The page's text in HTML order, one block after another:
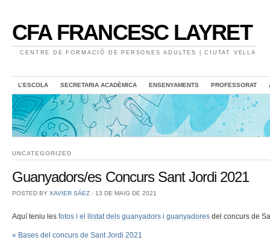
CFA FRANCESC LAYRET
CENTRE DE FORMACIÓ DE PERSONES ADULTES | CIUTAT VELLA
L’ESCOLA SECRETARIA ACADÈMICA ENSENYAMENTS PROFESSORAT
UNCATEGORIZED
Guanyadors/es Concurs Sant Jordi 2021
POSTED BY XAVIER SÁEZ ⋅ 13 DE MAIG DE 2021
Aquí teniu les fotos i el llistat dels guanyadors i guanyadores del concurs de
« Bases del concurs de Sant Jordi 2021